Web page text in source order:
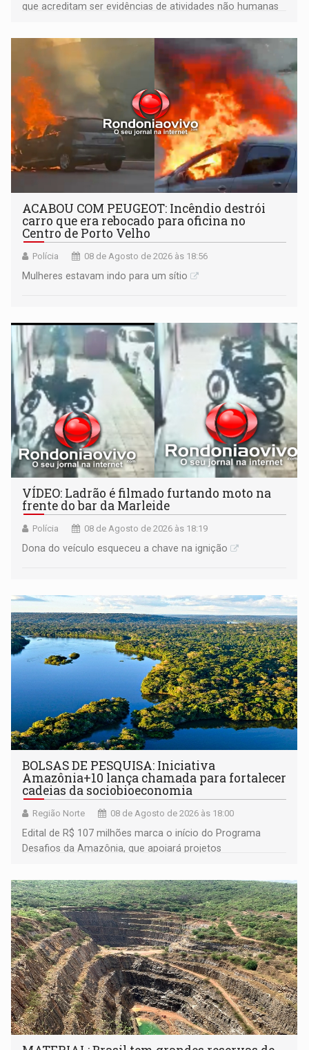
que acreditam ser evidências de atividades não humanas
órbita
ACABOU COM PEUGEOT: Incêndio destrói
carro que era rebocado para oficina no
Centro de Porto Velho
Polícia 08 de Agosto de 2026 às 18:56
Mulheres estavam indo para um sítio
VÍDEO: Ladrão é filmado furtando moto na
frente do bar da Marleide
Polícia 08 de Agosto de 2026 às 18:19
Dona do veículo esqueceu a chave na ignição
BOLSAS DE PESQUISA: Iniciativa
Amazônia+10 lança chamada para fortalecer
cadeias da sociobioeconomia
Região Norte 08 de Agosto de 2026 às 18:00
Edital de R$ 107 milhões marca o início do Programa
Desafios da Amazônia, que apoiará projetos
submissão de pré-propostas poderá ser feita até 1º de
setembro